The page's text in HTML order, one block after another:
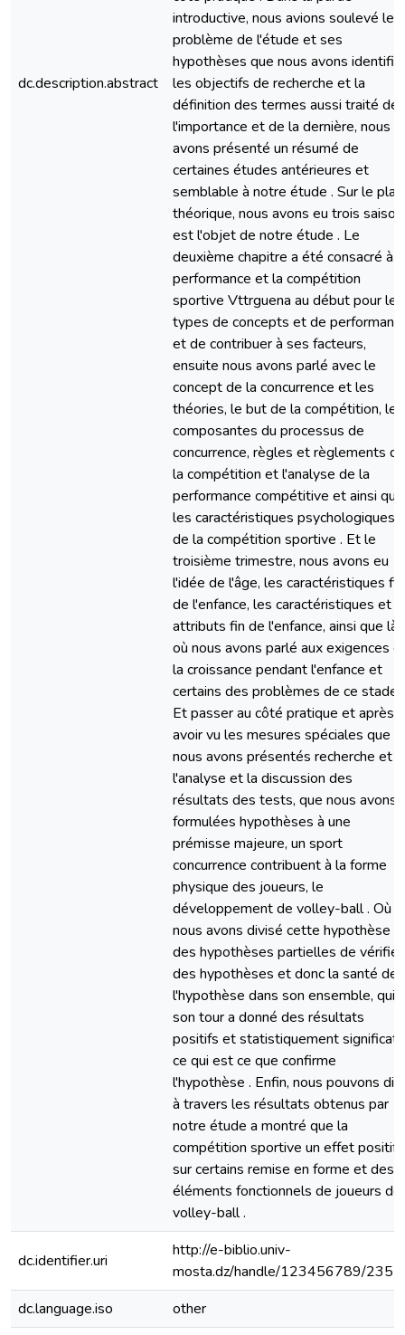
dc.description.abstract
introductive, nous avions soulevé le
problème de l'étude et ses
hypothèses que nous avons identifié
les objectifs de recherche et la
définition des termes aussi traité de
l'importance et de la dernière, nous
avons présenté un résumé de
certaines études antérieures et
semblable à notre étude . Sur le plan
théorique, nous avons eu trois
est l'objet de notre étude . Le
deuxième chapitre a été consacré à
performance et la compétition
sportive Vttrguena au début pour les
types de concepts et de
et de contribuer à ses facteurs,
ensuite nous avons parlé avec le
concept de la concurrence et les
théories, le but de la compétition, les
composantes du processus de
concurrence, règles et règlements de
la compétition et l'analyse de la
performance compétitive et ainsi que
les caractéristiques psychologiques
de la compétition sportive . Et le
troisième trimestre, nous avons eu
l'idée de l'âge, les caractéristiques fin
de l'enfance, les caractéristiques et
attributs fin de l'enfance, ainsi que là
où nous avons parlé aux exigences
la croissance pendant l'enfance et
certains des problèmes de ce stade .
Et passer au côté pratique et après
avoir vu les mesures spéciales que
nous avons présentés recherche et
l'analyse et la discussion des
résultats des tests, que nous avons
formulées hypothèses à une
prémisse majeure, un sport
concurrence contribuent à la forme
physique des joueurs, le
développement de volley-ball . Où
nous avons divisé cette hypothèse à
des hypothèses partielles de vérifier
des hypothèses et donc la santé de
l'hypothèse dans son ensemble, qui à
son tour a donné des résultats
positifs et statistiquement
ce qui est ce que confirme
l'hypothèse . Enfin, nous pouvons
à travers les résultats obtenus par
notre étude a montré que la
compétition sportive un effet positif
sur certains remise en forme et des
éléments fonctionnels de joueurs de
volley-ball .
dc.identifier.uri
http://e-biblio.univ-
mosta.dz/handle/123456789/
dc.language.iso
other